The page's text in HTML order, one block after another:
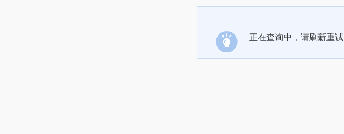
正在查询中，请刷新重试